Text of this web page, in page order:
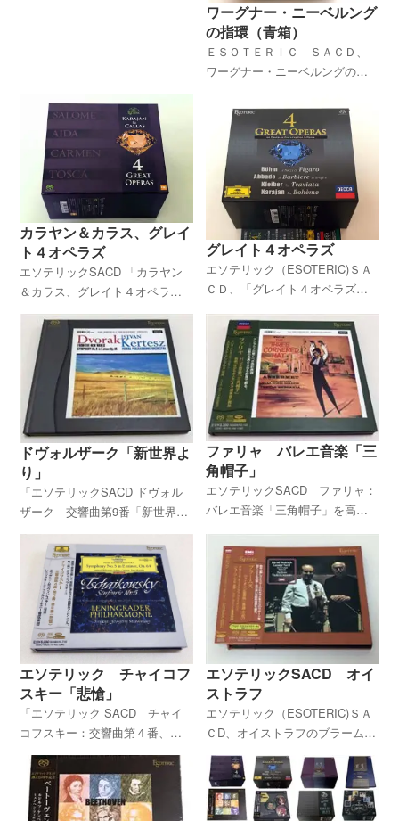
ワーグナー・ニーベルング
の指環（青箱）
ＥＳＯＴＥＲＩＣ ＳＡＣＤ、
ワーグナー・ニーベルングの指
す。ショルティ指揮、復刻盤で
す。クラシックＣＤ買取.netにお
任せください。全国どちらから
でも買取致します。一度無料仮
査定をおためしくださ。
カラヤン＆カラス、グレイ
ト４オペラズ
エソテリックSACD 「カラヤン
＆カラス、グレイト４オペラ
ズ」を高価買取しています。Ｅ
ＳＯＴＥＲＩＣ ＳＡＣＤは高
価買取対象商品が多く、当店で
も力を入れて買取りさせていた
だいています。
グレイト４オペラズ
エソテリック（ESOTERIC)ＳＡ
ＣＤ、「グレイト４オペラズ」
取.netにお任せください。当店で
も力を入れて高価買取金額をお
付けさせていただいておりま
す。全国どちらからでも買取致
します。一度無料仮査定をお試
しください。
ドヴォルザーク「新世界よ
り」
「エソテリックSACD ドヴォル
ザーク 交響曲第9番「新世界よ
り」ケルテス＆ウィーン・フィ
ル」を高価買取しています。エ
ソテリックＳＡＣＤの買取に関
するお問合せはクラシックＣＤ
買取.netまで。
ファリャ バレエ音楽「三
角帽子」
エソテリックSACD ファリャ：
バレエ音楽「三角帽子」を高価
ＩＣ ＳＡＣＤは高価買取対象
商品が多く、当店でも力を入れ
て買取りさせていただいていま
す。
エソテリック チャイコフ
スキー「悲愴」
「エソテリック SACD チャイ
コフスキー：交響曲第４番、第
５番＆６番【悲愴】 ムラヴィ
ンスキー」を高価買取させてい
ただいています。エソテリック
ＳＡＣＤの買取りはクラシック
エソテリックSACD オイ
ストラフ
エソテリック（ESOTERIC)ＳＡ
ＣD、オイストラフのブラーム
ス：ヴァイオリン協奏曲の買取
は、クラシックＣＤ買取.netにお
任せください。当店でも力を入
れて高価買取金額をお付けさせ